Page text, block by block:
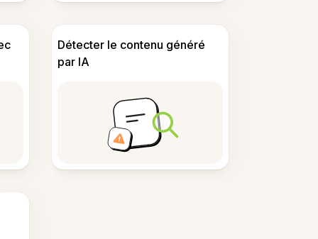
Détecter le contenu généré
par IA